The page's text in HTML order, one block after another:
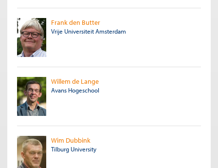
Frank den Butter
Vrije Universiteit Amsterdam
Willem de Lange
Avans Hogeschool
Wim Dubbink
Tilburg University